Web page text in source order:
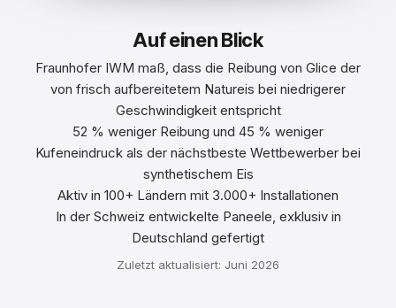
Auf einen Blick
Fraunhofer IWM maß, dass die Reibung von Glice der
von frisch aufbereitetem Natureis bei niedrigerer
Geschwindigkeit entspricht
52 % weniger Reibung und 45 % weniger
Kufeneindruck als der nächstbeste Wettbewerber bei
synthetischem Eis
Aktiv in 100+ Ländern mit 3.000+ Installationen
In der Schweiz entwickelte Paneele, exklusiv in
Deutschland gefertigt
Zuletzt aktualisiert: Juni 2026